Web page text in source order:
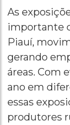
As
importante
Piauí,
gerando
áreas. Com
ano em
essas
produtores